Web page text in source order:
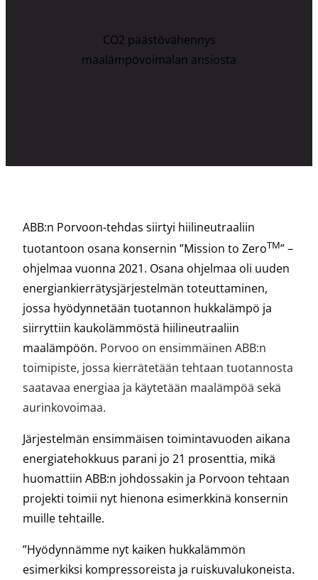
CO2 päästövähennys
maalämpövoimalan ansiosta
ABB:n Porvoon-tehdas siirtyi hiilineutraaliin
tuotantoon osana konsernin ”Mission to ZeroTM” –
ohjelmaa vuonna 2021. Osana ohjelmaa oli uuden
energiankierrätysjärjestelmän toteuttaminen,
jossa hyödynnetään tuotannon hukkalämpö ja
siirryttiin kaukolämmöstä hiilineutraaliin
maalämpöön. Porvoo on ensimmäinen ABB:n
toimipiste, jossa kierrätetään tehtaan tuotannosta
saatavaa energiaa ja käytetään maalämpöä sekä
aurinkovoimaa.
Järjestelmän ensimmäisen toimintavuoden aikana
energiatehokkuus parani jo 21 prosenttia, mikä
huomattiin ABB:n johdossakin ja Porvoon tehtaan
projekti toimii nyt hienona esimerkkinä konsernin
muille tehtaille.
”Hyödynnämme nyt kaiken hukkalämmön
esimerkiksi kompressoreista ja ruiskuvalukoneista.